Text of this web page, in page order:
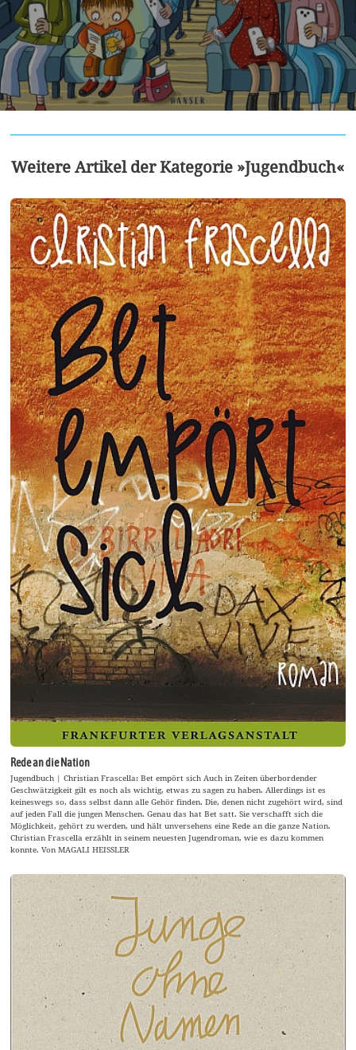
Weitere Artikel der Kategorie »Jugendbuch«
Rede an die Nation
Jugendbuch | Christian Frascella: Bet empört sich Auch in Zeiten überbordender
Geschwätzigkeit gilt es noch als wichtig, etwas zu sagen zu haben. Allerdings ist es
keineswegs so, dass selbst dann alle Gehör finden. Die, denen nicht zugehört wird, sind
auf jeden Fall die jungen Menschen. Genau das hat Bet satt. Sie verschafft sich die
Möglichkeit, gehört zu werden, und hält unversehens eine Rede an die ganze Nation.
Christian Frascella erzählt in seinem neuesten Jugendroman, wie es dazu kommen
konnte. Von MAGALI HEISSLER